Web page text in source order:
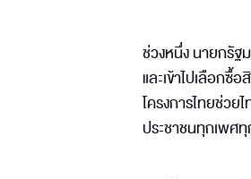
ช่วงหนึ่ง นายกรัฐ
และเข้าไปเลือกซื้
โครงการไทยช่วย
ประชาชนทุกเพศ